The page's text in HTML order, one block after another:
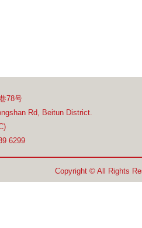
78号
Rd, Beitun District.
6299
Copyright © All Rights